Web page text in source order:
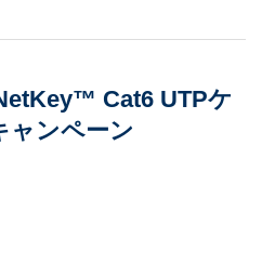
Cat6 UTPケ
ャンペーン